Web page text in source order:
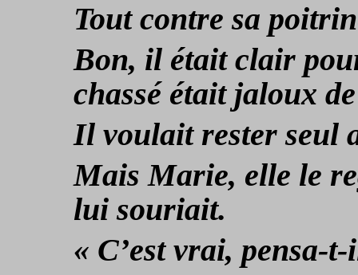
Tout contre sa
Bon, il était clair
chassé était jaloux
Il voulait rester seul
Mais Marie, elle le
lui souriait.
« C’est vrai, pensa-